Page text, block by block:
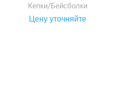
Кепки/Бейсболки
Цену уточняйте